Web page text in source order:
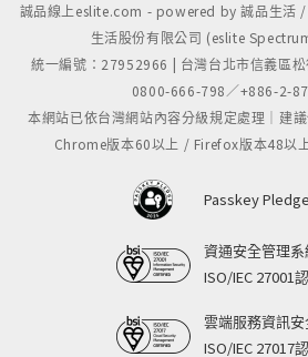
誠品線上eslite.com - powered by 誠品生活
生活股份有限公司 (eslite
統一編號：27952966 | 台灣台北市信義區
0800-666-798／+886-2-
本網站已依台灣網站內容分級規定處理｜建
Chrome版本60以上 / Firefox版本48以
Passkey Pledge
資通安全管理
ISO/IEC 27001
雲端服務資訊
ISO/IEC 27017